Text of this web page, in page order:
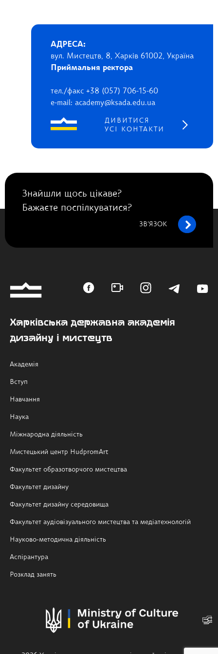
АДРЕСА:
вул. Мистецтв, 8, Харків 61002, Україна
Приймальня ректора
тел./факс +38 (057) 706-15-60
e-mail: academy@ksada.edu.ua
ДИВИТИСЯ
УСІ КОНТАКТИ
Знайшли щось цікаве?
Бажаєте поспілкуватися?
ЗВ’ЯЗОК
Харківська державна академія
дизайну і мистецтв
Академія
Вступ
Навчання
Наука
Міжнародна діяльність
Мистецький центр HudpromArt
Факультет образотворчого мистецтва
Факультет дизайну
Факультет дизайну середовища
Факультет аудіовізуального мистецтва та медіатехнологій
Науково-методична діяльність
Аспірантура
Розклад занять